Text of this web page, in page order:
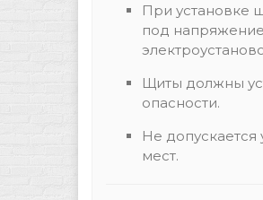
При установке
под
Щиты должны
опасности.
Не
мест.